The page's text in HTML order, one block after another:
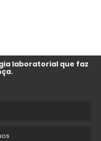
laboratorial que faz